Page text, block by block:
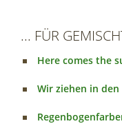
... FÜR
Here comes the
Wir ziehen in den